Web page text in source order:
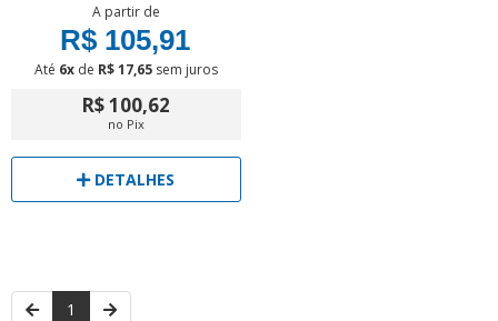
A partir de
R$ 105,91
Até 6xde R$ 17,65sem juros
R$ 100,62
no Pix
DETALHES
1